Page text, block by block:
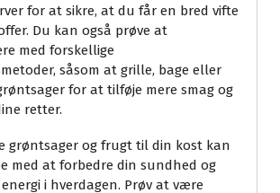
for at sikre, at du får en bred vifte
Du kan også prøve at
med forskellige
såsom at grille, bage eller
for at tilføje mere smag og
retter.
grøntsager og frugt til din kost kan
med at forbedre din sundhed og
energi i hverdagen. Prøv at være